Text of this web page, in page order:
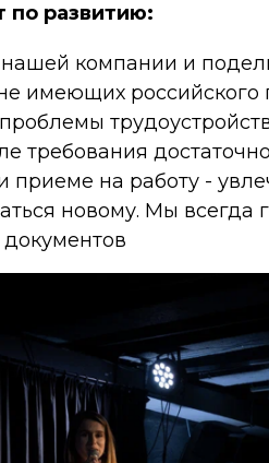
по развитию:
компании и
имеющих российского
требования
на работу -
новому. Мы всегда